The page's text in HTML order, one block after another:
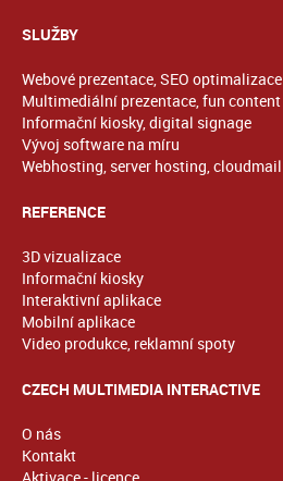
SLUŽBY
Webové prezentace, SEO optimalizace
Multimediální prezentace, fun content
Informační kiosky, digital signage
Vývoj software na míru
Webhosting, server hosting, cloudmail
REFERENCE
3D vizualizace
Informační kiosky
Interaktivní aplikace
Mobilní aplikace
Video produkce, reklamní spoty
CZECH MULTIMEDIA INTERACTIVE
O nás
Kontakt